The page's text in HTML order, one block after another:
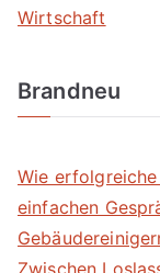
Wirtschaft
Brandneu
Wie
einfachen
Zwischen